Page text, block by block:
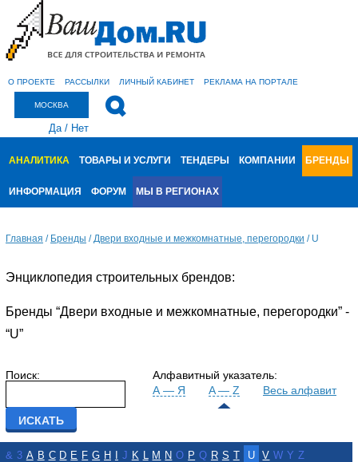
О ПРОЕКТЕ РАССЫЛКИ ЛИЧНЫЙ КАБИНЕТ РЕКЛАМА НА ПОРТАЛЕ
МОСКВА
Да/ Нет
АНАЛИТИКА ТОВАРЫ И УСЛУГИ ТЕНДЕРЫ КОМПАНИИ БРЕНДЫ
ИНФОРМАЦИЯ ФОРУМ МЫ В РЕГИОНАХ
Главная / Бренды / Двери входные и межкомнатные, перегородки /U
Энциклопедия строительных брендов:
Бренды “Двери входные и межкомнатные, перегородки” -
“U”
Алфавитный указатель:
А — Я
A — Z Весь алфавит
Поиск:
& 3 A B C D E F G H J K L M N O P Q R S T U V W Y Z